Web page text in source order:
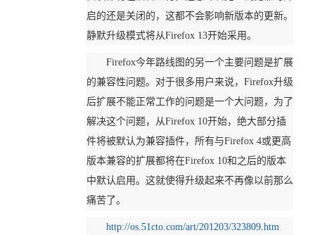
启的还是关闭的，这都不会影响新版本的更新。
静默升级模式将从Firefox 13开始采用。
Firefox今年路线图的另一个主要问题是扩展
的兼容性问题。对于很多用户来说，Firefox升级
后扩展不能正常工作的问题是一个大问题，为了
解决这个问题，从Firefox 10开始，绝大部分插
件将被默认为兼容插件，所有与Firefox 4或更高
版本兼容的扩展都将在Firefox 10和之后的版本
中默认启用。这就使得升级起来不再像以前那么
痛苦了。
http://os.51cto.com/art/201203/323809.htm